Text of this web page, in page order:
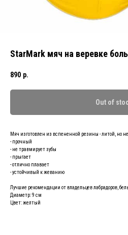
StarMark мяч на веревке
890 р.
Out of
Мяч изготовлен из вспененной резины - литой, но
- прочный
- не травмирует зубы
- прыгает
- отлично плавает
- устойчивый к жеванию
Лучшие рекомендации от владельцев лабрадоров,
Диаметр: 9 см
Цвет: желтый